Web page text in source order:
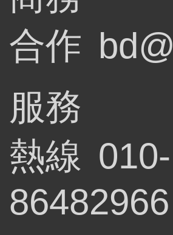
合作 bd@
服務
熱線 010-
86482966